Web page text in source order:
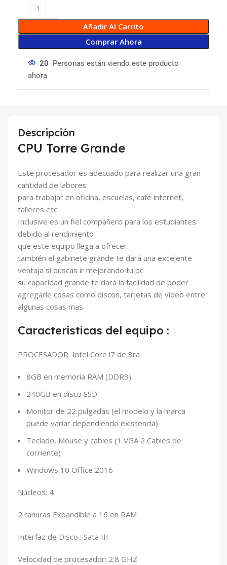
Añadir Al Carrito
Comprar Ahora
20 Personas están viendo este producto
ahora
Descripción
CPU Torre Grande
Este procesador es adecuado para realizar una gran
cantidad de labores
para trabajar en oficina, escuelas, café internet,
talleres etc.
Inclusive es un fiel compañero para los estudiantes
debido al rendimiento
que este equipo llega a ofrecer.
también el gabinete grande te dará una excelente
ventaja si buscas ir mejorando tu pc
su capacidad grande te dará la facilidad de poder
agregarle cosas como discos, tarjetas de video entre
algunas cosas mas.
Características del equipo :
PROCESADOR Intel Core i7 de 3ra
8GB en memoria RAM (DDR3)
240GB en disco SSD
Monitor de 22 pulgadas (el modelo y la marca
puede variar dependiendo existencia)
Teclado, Mouse y cables (1 VGA 2 Cables de
corriente)
Windows 10 Office 2016
Núcleos: 4
2 ranuras Expandible a 16 en RAM
Interfaz de Disco : Sata III
Velocidad de procesador: 2.8 GHZ